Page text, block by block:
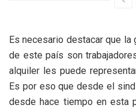
Es necesario destacar que
de este país son
alquiler les puede
Es por eso que desde el
desde hace tiempo en esta